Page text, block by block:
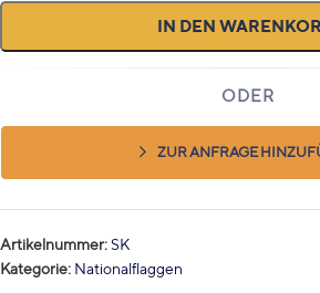
IN DEN
ZUR ANFRAGE
Artikelnummer:SK
Kategorie: Nationalflaggen